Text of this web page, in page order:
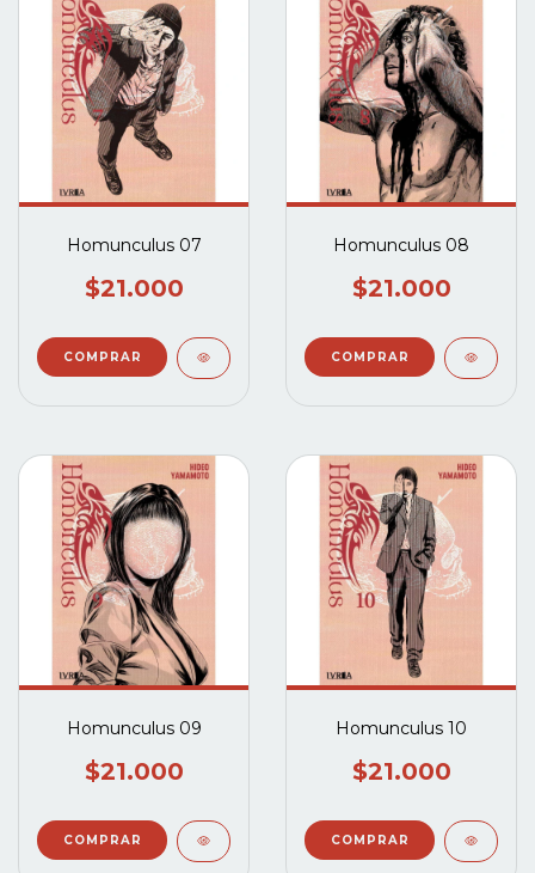
Homunculus 07
$21.000
Homunculus 08
$21.000
Homunculus 09
$21.000
Homunculus 10
$21.000